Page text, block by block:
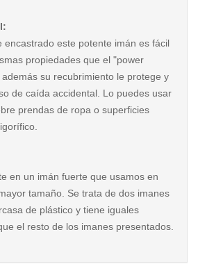
encastrado este potente imán es fácil
propiedades que el "power
su recubrimiento le protege y
de caída accidental. Lo puedes usar
prendas de ropa o superficies
en un imán fuerte que usamos en
tamaño. Se trata de dos imanes
de plástico y tiene iguales
el resto de los imanes presentados.